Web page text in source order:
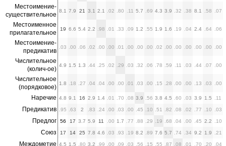
Местоимение-
существительное
8.1 7.9 21 3.1 2.1 .02 .80 .11 5.7 .69 4.3 3.9 .32 .38 8.1 .58 .07
Местоименное
прилагательное
19 6.6 5.4 2.2 .98 .01 .33 .09 1.2 .55 1.9 1.6 .19 .04 2.4 .64 .06
Местоимение-
предикатив
.03 .00 .06 .02 .00 .00 .01 .00 .00 .00 .02 .00 .00 .00 .00 .00 .00
Числительное
(колич-ое)
4.9 1.5 1.3 .44 .25 .02 .29 .03 .32 .06 .78 .59 .11 .03 .44 .07 .00
Числительное
(порядковое)
1.8 .18 .27 .04 .04 .00 .00 .01 .03 .00 .15 .28 .00 .00 .13 .03 .00
Наречие 4.8 9.1 16 2.9 1.4 .01 .70 .08 3.9 .56 3.8 4.5 .60 .03 3.9 1.5 .11
Предикатив .95 .63 2 .83 .24 .00 .03 .00 .45 .10 .51 .82 .08 .02 .77 .10 .03
Предлог 56 17 3.7 5.9 11 .00 1.7 .77 .88 .29 .19 .68 .04 .00 .45 2.2 .10
Союз 17 14 25 7.8 4.6 .03 .93 .19 8.2 .89 7.6 5.7 .74 .34 9.2 1.9 .21
Междометие 4.5 1.5 .80 3.2 .99 .00 .09 .03 .56 .15 .55 .87 .08 .01 .70 .20 .04